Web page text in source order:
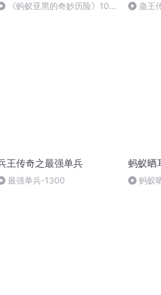
《蚂蚁亚黑的奇妙历险》100
蛊王
王传奇之最强单兵
最强单兵-1300
蚂蚁晒
蚂蚁